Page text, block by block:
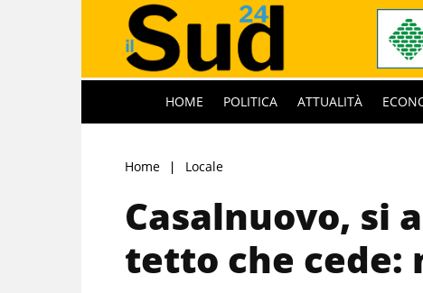
HOME POLITICA ATTUALITÀ
Home Locale
Casalnuovo, si
tetto che cede: